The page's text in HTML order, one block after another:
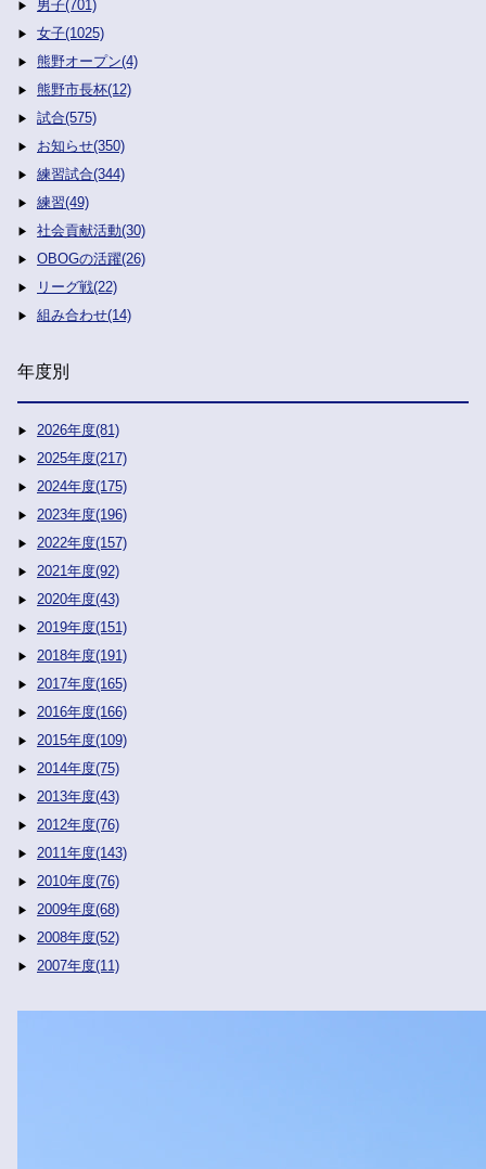
男子(701)
女子(1025)
熊野オープン(4)
熊野市長杯(12)
試合(575)
お知らせ(350)
練習試合(344)
練習(49)
社会貢献活動(30)
OBOGの活躍(26)
リーグ戦(22)
組み合わせ(14)
年度別
2026年度(81)
2025年度(217)
2024年度(175)
2023年度(196)
2022年度(157)
2021年度(92)
2020年度(43)
2019年度(151)
2018年度(191)
2017年度(165)
2016年度(166)
2015年度(109)
2014年度(75)
2013年度(43)
2012年度(76)
2011年度(143)
2010年度(76)
2009年度(68)
2008年度(52)
2007年度(11)